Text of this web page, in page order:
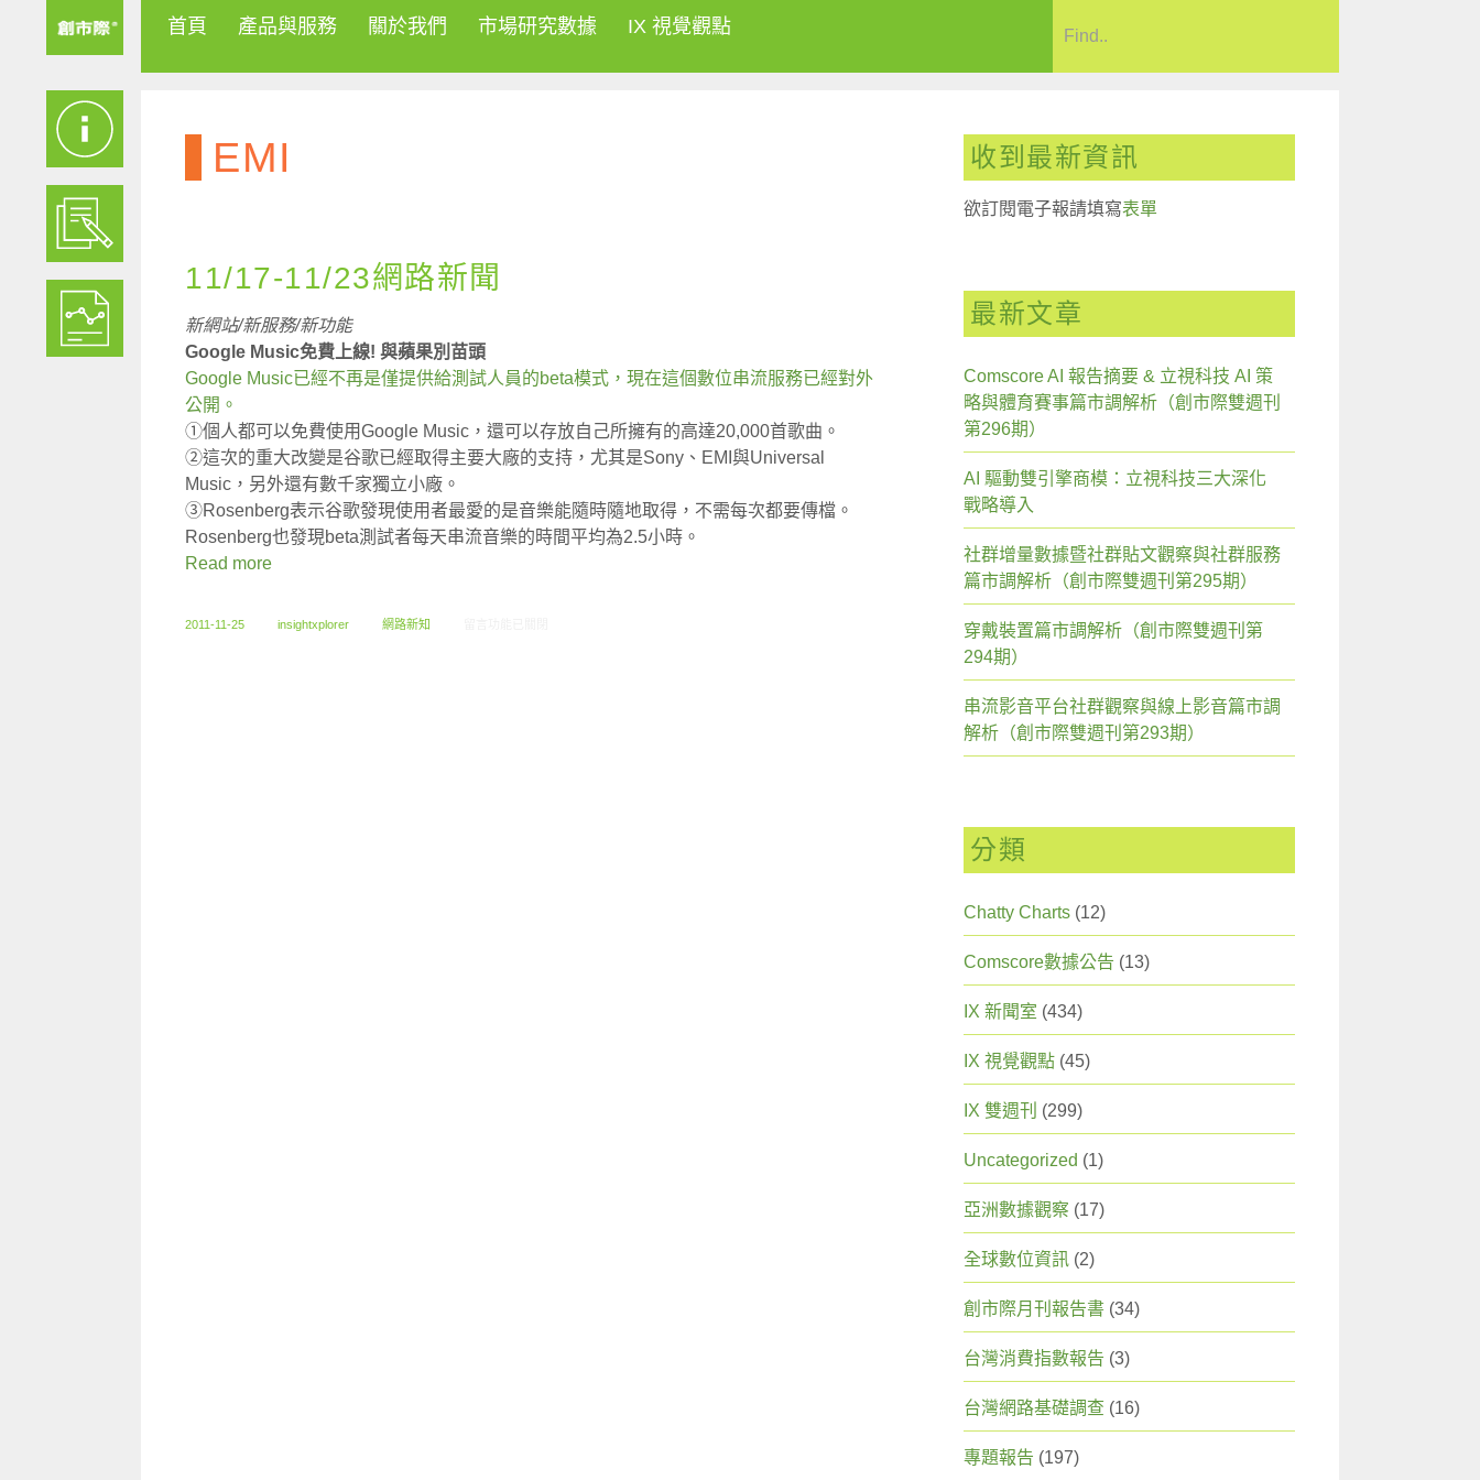
首頁 產品與服務 關於我們 市場研究數據 IX 視覺觀點
EMI
11/17-11/23網路新聞
新網站/新服務/新功能
Google Music免費上線! 與蘋果別苗頭
Google Music已經不再是僅提供給測試人員的beta模式，現在這個數位串流服務已經對外
公開。
①個人都可以免費使用Google Music，還可以存放自己所擁有的高達20,000首歌曲。
②這次的重大改變是谷歌已經取得主要大廠的支持，尤其是Sony、EMI與Universal
Music，另外還有數千家獨立小廠。
③Rosenberg表示谷歌發現使用者最愛的是音樂能隨時隨地取得，不需每次都要傳檔。
Rosenberg也發現beta測試者每天串流音樂的時間平均為2.5小時。
Read more
2011-11-25 insightxplorer 網路新知
收到最新資訊
欲訂閱電子報請填寫表單
最新文章
Comscore AI 報告摘要 & 立視科技 AI 策
略與體育賽事篇市調解析（創市際雙週刊
第296期）
AI 驅動雙引擎商模：立視科技三大深化
戰略導入
社群增量數據暨社群貼文觀察與社群服務
篇市調解析（創市際雙週刊第295期）
穿戴裝置篇市調解析（創市際雙週刊第
294期）
串流影音平台社群觀察與線上影音篇市調
解析（創市際雙週刊第293期）
分類
Chatty Charts (12)
Comscore數據公告 (13)
IX 新聞室 (434)
IX 視覺觀點 (45)
IX 雙週刊 (299)
Uncategorized (1)
亞洲數據觀察 (17)
全球數位資訊 (2)
創市際月刊報告書 (34)
台灣消費指數報告 (3)
台灣網路基礎調查 (16)
專題報告 (197)